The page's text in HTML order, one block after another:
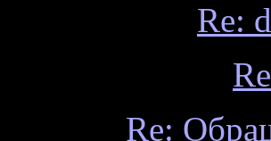
Re:
Re: